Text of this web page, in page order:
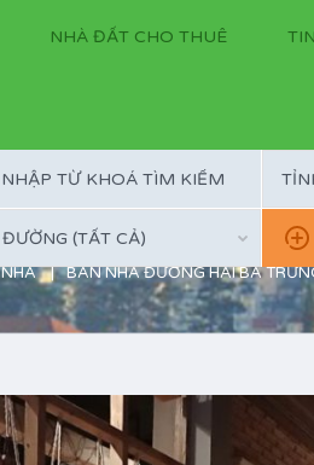
NHÀ ĐẤT CHO THUÊ
ĐƯỜNG (TẤT CẢ)
NHÀ BÁN NHÀ ĐƯỜNG HAI BÀ